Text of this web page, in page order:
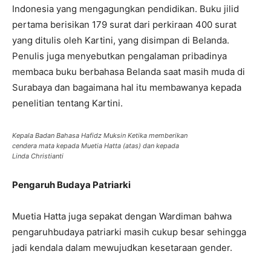
Indonesia yang mengagungkan pendidikan. Buku jilid
pertama berisikan 179 surat dari perkiraan 400 surat
yang ditulis oleh Kartini, yang disimpan di Belanda.
Penulis juga menyebutkan pengalaman pribadinya
membaca buku berbahasa Belanda saat masih muda di
Surabaya dan bagaimana hal itu membawanya kepada
penelitian tentang Kartini.
Kepala Badan Bahasa Hafidz Muksin Ketika memberikan
cendera mata kepada Muetia Hatta (atas) dan kepada
Linda Christianti
Pengaruh Budaya Patriarki
Muetia Hatta juga sepakat dengan Wardiman bahwa
pengaruhbudaya patriarki masih cukup besar sehingga
jadi kendala dalam mewujudkan kesetaraan gender.